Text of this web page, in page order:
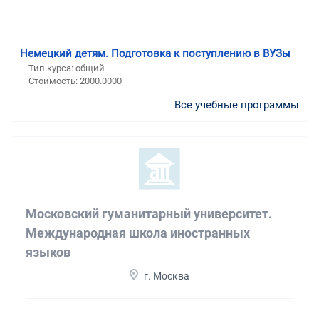
Немецкий детям. Подготовка к поступлению в ВУЗы
Тип курса: общий
Стоимость: 2000.0000
Все учебные программы
Московский гуманитарный университет.
Международная школа иностранных
языков
г. Москва